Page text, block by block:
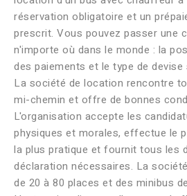
réservation obligatoire et un
prescrit. Vous pouvez passer une
n'importe où dans le monde : la
des paiements et le type de
La société de location rencontre
mi-chemin et offre de bonnes
L'organisation accepte les
physiques et morales, effectue le
la plus pratique et fournit tous les
déclaration nécessaires. La
de 20 à 80 places et des minibus